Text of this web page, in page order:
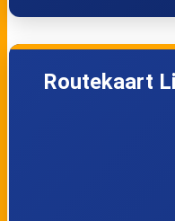
Routekaart